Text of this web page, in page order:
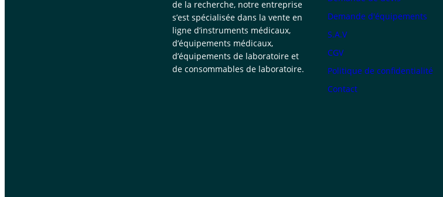
de la recherche, notre entreprise
s’est spécialisée dans la vente en
ligne d’instruments médicaux,
d’équipements médicaux,
d’équipements de laboratoire et
de consommables de laboratoire.
Demande d'équipements
S.A.V
CGV
Politique de confidentialité
Contact